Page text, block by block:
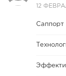
12
Саппорт